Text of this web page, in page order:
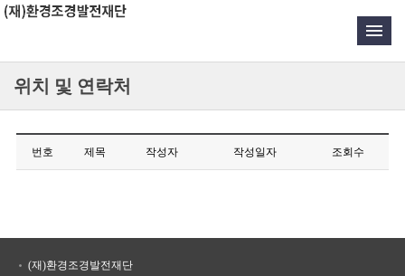
위치 및 연락처
번호 제목 작성자 작성일자 조회수
(재)환경조경발전재단